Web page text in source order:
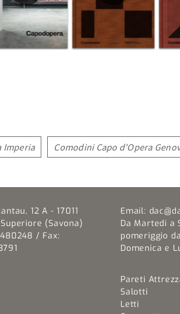
Imperia Comodini Capo d'Opera
12 A - 17011
(Savona)
/ Fax:
Email:
Da Martedi a
pomeriggio
Domenica e
Pareti
Salotti
Letti